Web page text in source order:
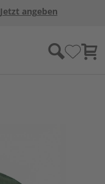
Jetzt angeben